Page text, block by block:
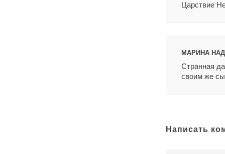
Царствие
МАРИНА
Странная
своим же
Написать